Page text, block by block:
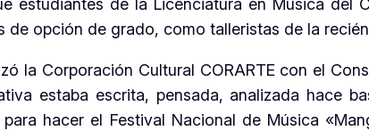
estudiantes de la Licenciatura en Música
opción de grado, como talleristas de la
la Corporación Cultural CORARTE con el
estaba escrita, pensada, analizada hace
hacer el Festival Nacional de Música